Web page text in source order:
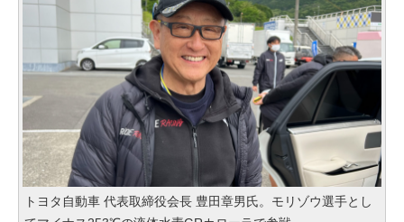
トヨタ自動車 代表取締役会長 豊田章男氏。モリゾウ選手とし